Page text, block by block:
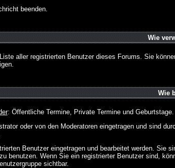
beenden.
Wie
aller registrierten Benutzer dieses Forums. Sie
Wie
: Öffentliche Termine, Private Termine und Geburtstage.
oder von den Moderatoren eingetragen und sind
Benutzer eingetragen und bearbeitet werden. Sie
benutzen. Wenn Sie ein registrierter Benutzer sind,
sichtbar.